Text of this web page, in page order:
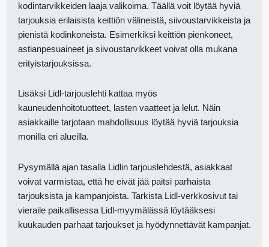
kodintarvikkeiden laaja valikoima. Täällä voit löytää hyviä
tarjouksia erilaisista keittiön välineistä, siivoustarvikkeista ja
pienistä kodinkoneista. Esimerkiksi keittiön pienkoneet,
astianpesuaineet ja siivoustarvikkeet voivat olla mukana
erityistarjouksissa.
Lisäksi Lidl-tarjouslehti kattaa myös
kauneudenhoitotuotteet, lasten vaatteet ja lelut. Näin
asiakkaille tarjotaan mahdollisuus löytää hyviä tarjouksia
monilla eri alueilla.
Pysymällä ajan tasalla Lidlin tarjouslehdestä, asiakkaat
voivat varmistaa, että he eivät jää paitsi parhaista
tarjouksista ja kampanjoista. Tarkista Lidl-verkkosivut tai
vieraile paikallisessa Lidl-myymälässä löytääksesi
kuukauden parhaat tarjoukset ja hyödynnettävät kampanjat.